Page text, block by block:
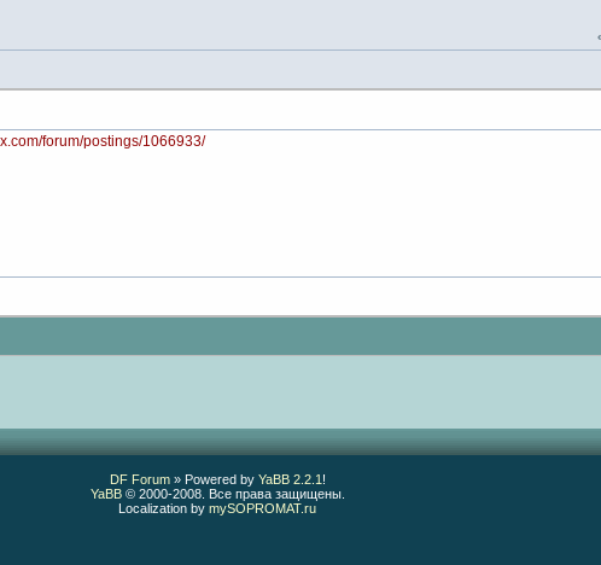
forum/postings/1066933/
DF Forum» Powered by YaBB 2.2.1 !
YaBB© 2000-2008. Все права защищены.
Localization by mySOPROMAT.ru